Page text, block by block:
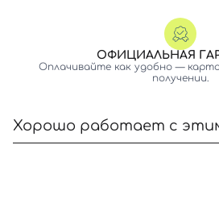
ОФИЦИАЛЬНАЯ
Оплачивайте как удобно —
получении.
Хорошо работает с